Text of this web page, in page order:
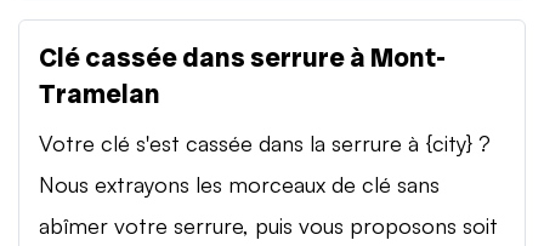
Clé cassée dans serrure à Mont-
Tramelan
Votre clé s'est cassée dans la serrure à {city} ?
Nous extrayons les morceaux de clé sans
abîmer votre serrure, puis vous proposons soit